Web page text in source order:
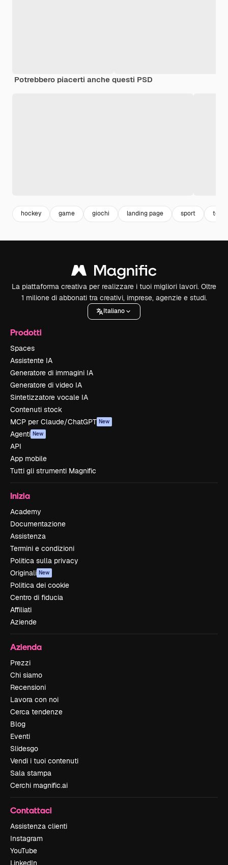
Potrebbero piacerti anche questi PSD
hockey game giochi landing page sport
La piattaforma creativa per realizzare i tuoi migliori lavori. Oltre
1 milione di abbonati tra creativi, imprese, agenzie e studi.
Italiano
Prodotti
Spaces
Assistente IA
Generatore di immagini IA
Generatore di video IA
Sintetizzatore vocale IA
Contenuti stock
MCP per Claude/ChatGPT New
Agenti New
API
App mobile
Tutti gli strumenti Magnific
Inizia
Academy
Documentazione
Assistenza
Termini e condizioni
Politica sulla privacy
Originali New
Politica dei cookie
Centro di fiducia
Affiliati
Aziende
Azienda
Prezzi
Chi siamo
Recensioni
Lavora con noi
Cerca tendenze
Blog
Eventi
Slidesgo
Vendi i tuoi contenuti
Sala stampa
Cerchi magnific.ai
Contattaci
Assistenza clienti
Instagram
YouTube
LinkedIn